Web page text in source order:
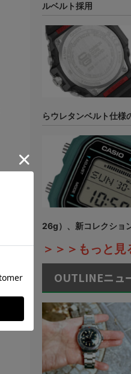
ルベルト採用
らウレタンベルト仕様
26g）、新コレクショ
＞＞＞もっと見
OUTLINEニュ